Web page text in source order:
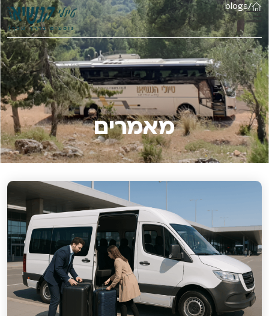
/
blogs
מאמרים